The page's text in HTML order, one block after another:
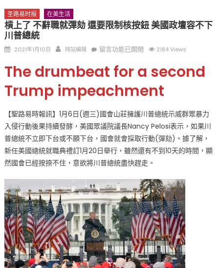
圣路易时报 在美生活
槓上了 不辭職就彈劾 還要限制核按鈕 美國政壇容不下
川普總統
Posted
2021年1月10日 Author
网站编辑
在
上
不
職
就
彈
劾
還
限
制
核
按
鈕
美
國
政
留言功能已關閉 2184 Views
The drumbeat for a second
Trump impeachment
【聖路易時報訊】1月6日(週三)國會山莊擁護川普總統示威群眾暴力
入侵行動後果持續發酵，美國眾議院議長Nancy Pelosi表示，如果川
普總統不立即下台或不願下台，國會就會採取行動(彈劾)。據了解，
新任美國總統就職典禮訂1月20日舉行，雖然還有不到10天的時間，顯
然國會已經按捺不住，意欲將川普總統盡快趕走。